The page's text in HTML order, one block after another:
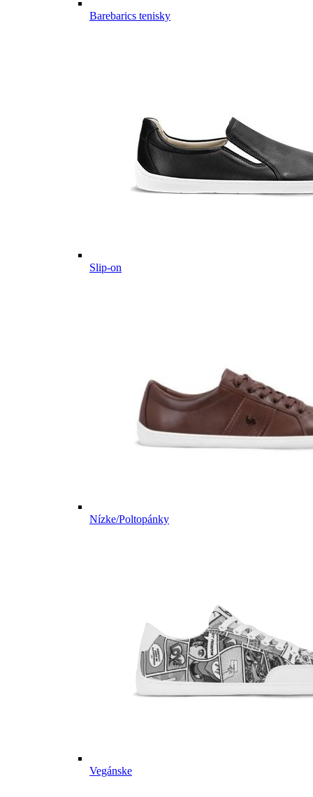
Barebarics tenisky
Slip-on
Nízke/Poltopánky
Vegánske